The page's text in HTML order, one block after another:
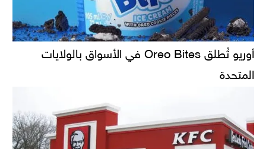
أوريو تُطلق Oreo Bites في الأسواق بالولايات
المتحدة